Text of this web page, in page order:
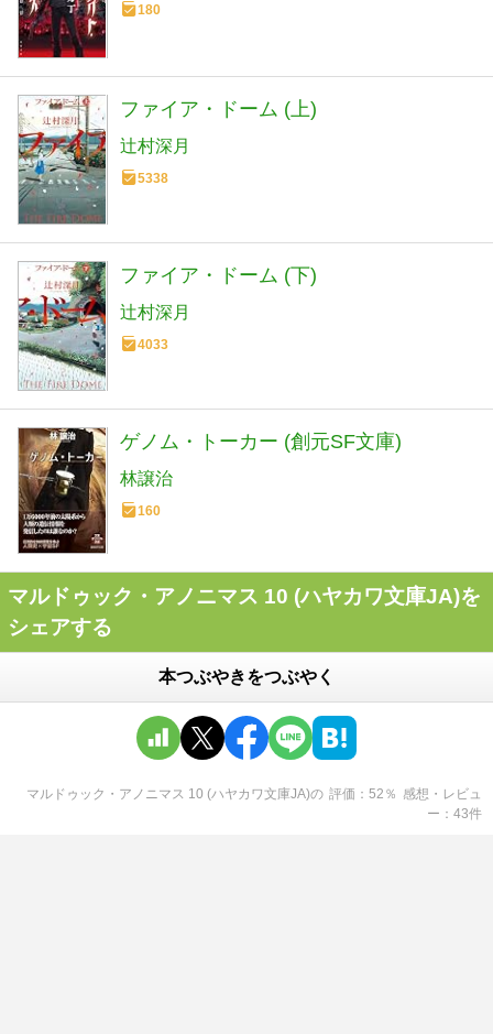
180
ファイア・ドーム (上)
辻村深月
5338
ファイア・ドーム (下)
辻村深月
4033
ゲノム・トーカー (創元SF文庫)
林譲治
160
マルドゥック・アノニマス 10 (ハヤカワ文庫JA)を
シェアする
本つぶやきをつぶやく
マルドゥック・アノニマス 10 (ハヤカワ文庫JA)の 評価 52 ％ 感想・レビュ
ー
43件